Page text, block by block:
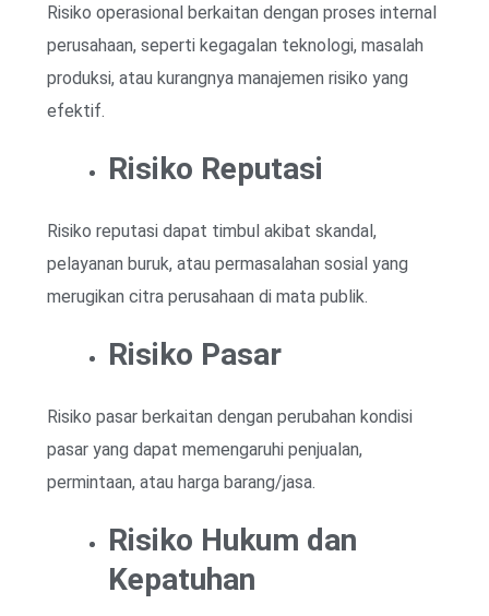
Risiko operasional berkaitan dengan proses internal
perusahaan, seperti kegagalan teknologi, masalah
produksi, atau kurangnya manajemen risiko yang
efektif.
Risiko Reputasi
Risiko reputasi dapat timbul akibat skandal,
pelayanan buruk, atau permasalahan sosial yang
merugikan citra perusahaan di mata publik.
Risiko Pasar
Risiko pasar berkaitan dengan perubahan kondisi
pasar yang dapat memengaruhi penjualan,
permintaan, atau harga barang/jasa.
Risiko Hukum dan
Kepatuhan